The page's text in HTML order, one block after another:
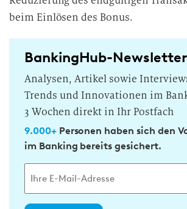
beim Einlösen des Bonus.
BankingHub-Newsletter
Analysen, Artikel sowie
Trends und Innovationen im
3 Wochen direkt in Ihr Postfach
9.000+Personen haben sich den
im Banking bereits gesichert.